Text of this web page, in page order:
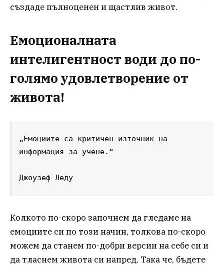
създаде пълноценен и щастлив живот.
Емоционалната
интелигентност води до по-
голямо удовлетворение от
живота!
„Емоциите са критичен източник на
информация за учене.“
Джоузеф Леду
Колкото по-скоро започнем да гледаме на
емоциите си по този начин, толкова по-скоро
можем да станем по-добри версии на себе си и
да тласнем живота си напред. Така че, бъдете